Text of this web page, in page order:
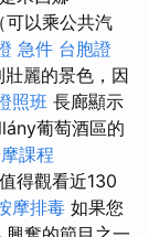
可以乘公共汽
急件 台胞證
麗的景色，因
照班 長廊顯示
葡萄酒區的
課程
得觀看近130
摩排毒 如果您